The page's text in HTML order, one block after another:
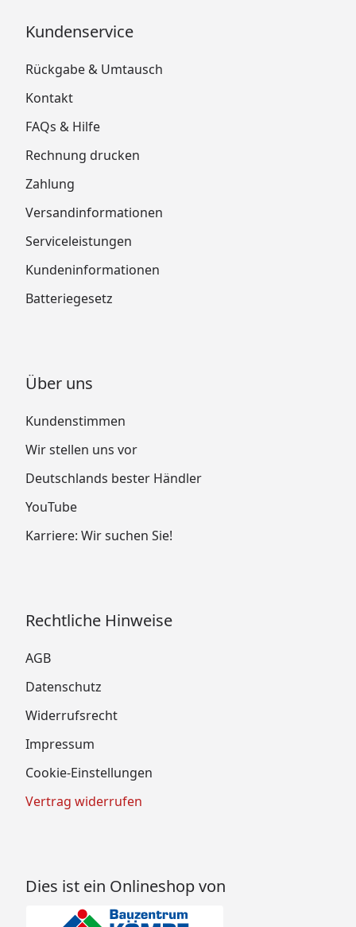
Kundenservice
Rückgabe & Umtausch
Kontakt
FAQs & Hilfe
Rechnung drucken
Zahlung
Versandinformationen
Serviceleistungen
Kundeninformationen
Batteriegesetz
Über uns
Kundenstimmen
Wir stellen uns vor
Deutschlands bester Händler
YouTube
Karriere: Wir suchen Sie!
Rechtliche Hinweise
AGB
Datenschutz
Widerrufsrecht
Impressum
Cookie-Einstellungen
Vertrag widerrufen
Dies ist ein Onlineshop von